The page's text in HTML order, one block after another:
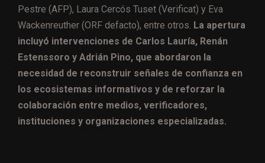
Pestre (AFP), Laura Cercós Tuset (Verificat) y Eva
Wackenreuther (ORF defacto), entre otros. La apertura
incluyó intervenciones de Carlos Lauría, Renán
Estenssoro y Adrián Pino, que abordaron la
necesidad de reconstruir señales de confianza en
los ecosistemas informativos y de reforzar la
colaboración entre medios, verificadores,
instituciones y organizaciones especializadas.